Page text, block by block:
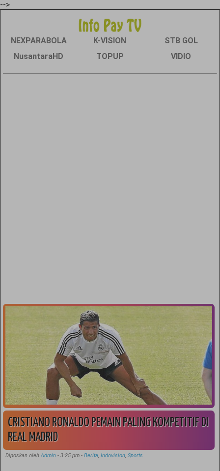
-->
NEXPARABOLA K-VISION
STB GOL
NusantaraHD
TOPUP VIDIO
CRISTIANO RONALDO PEMAIN PALING KOMPETITIF DI
REAL MADRID
Diposkan olehAdmin - 3:25 pm- Berita,Indovision,Sports